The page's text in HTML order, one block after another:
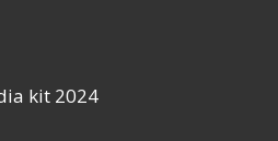
kit 2024